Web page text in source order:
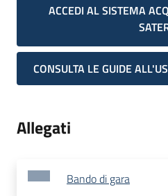
ACCEDI AL SISTEMA
CONSULTA LE GUIDE
Allegati
Bando di gara